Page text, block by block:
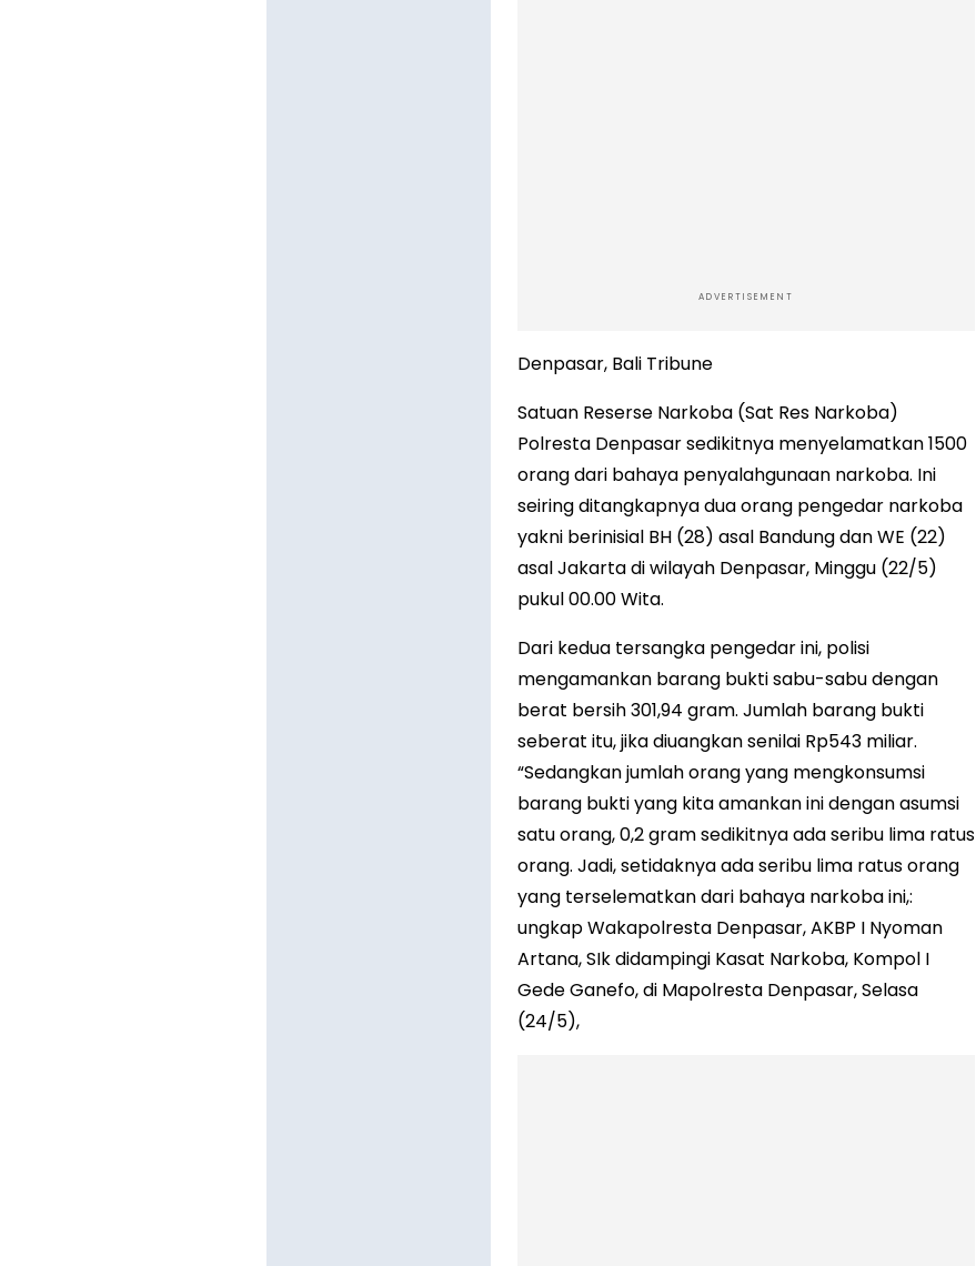
ADVERTISEMENT
Denpasar, Bali Tribune
Satuan Reserse Narkoba (Sat Res Narkoba)
Polresta Denpasar sedikitnya menyelamatkan 1500
orang dari bahaya penyalahgunaan narkoba. Ini
seiring ditangkapnya dua orang pengedar narkoba
yakni berinisial BH (28) asal Bandung dan WE (22)
asal Jakarta di wilayah Denpasar, Minggu (22/5)
pukul 00.00 Wita.
Dari kedua tersangka pengedar ini, polisi
mengamankan barang bukti sabu-sabu dengan
berat bersih 301,94 gram. Jumlah barang bukti
seberat itu, jika diuangkan senilai Rp543 miliar.
“Sedangkan jumlah orang yang mengkonsumsi
barang bukti yang kita amankan ini dengan asumsi
satu orang, 0,2 gram sedikitnya ada seribu lima ratus
orang. Jadi, setidaknya ada seribu lima ratus orang
yang terselematkan dari bahaya narkoba ini,:
ungkap Wakapolresta Denpasar, AKBP I Nyoman
Artana, SIk didampingi Kasat Narkoba, Kompol I
Gede Ganefo, di Mapolresta Denpasar, Selasa
(24/5),